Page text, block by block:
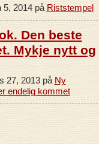
5, 2014 på Riststempel
Den beste
Mykje nytt og
27, 2013 på Ny
endelig kommet